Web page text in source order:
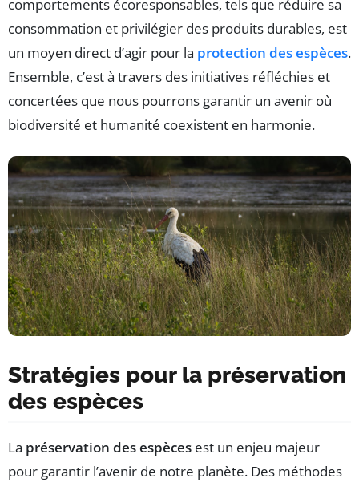
comportements écoresponsables, tels que réduire sa
consommation et privilégier des produits durables, est
un moyen direct d’agir pour la protection des espèces.
Ensemble, c’est à travers des initiatives réfléchies et
concertées que nous pourrons garantir un avenir où
biodiversité et humanité coexistent en harmonie.
Stratégies pour la préservation
des espèces
La préservation des espèces est un enjeu majeur
pour garantir l’avenir de notre planète. Des méthodes